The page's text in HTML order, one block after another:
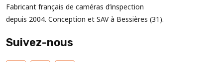
Fabricant français de caméras d’inspection
depuis 2004. Conception et SAV à Bessières (31).
Suivez-nous